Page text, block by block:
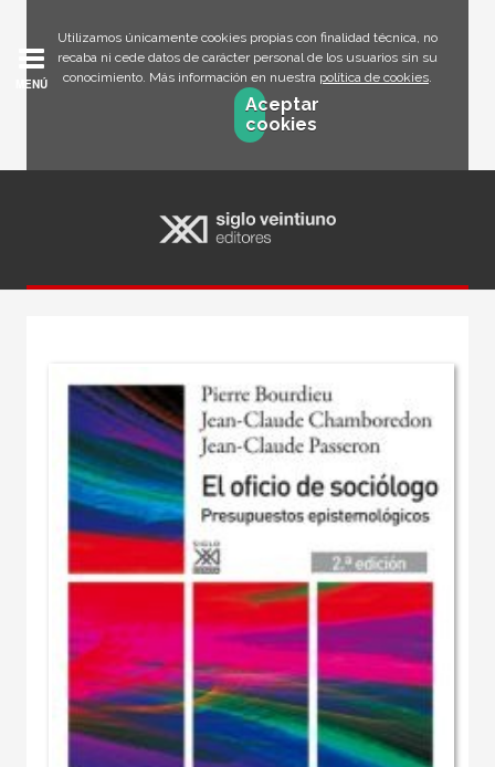
Utilizamos únicamente cookies propias con finalidad técnica, no
recaba ni cede datos de carácter personal de los usuarios sin su
conocimiento. Más información en nuestra política de cookies.
Aceptar
cookies
MENÚ